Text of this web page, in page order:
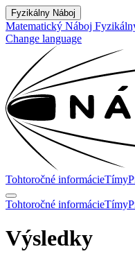
Fyzikálny Náboj
Matematický Náboj
Change language
Tohtoročné informácieTímy
Tohtoročné informácieTímy
Výsledky